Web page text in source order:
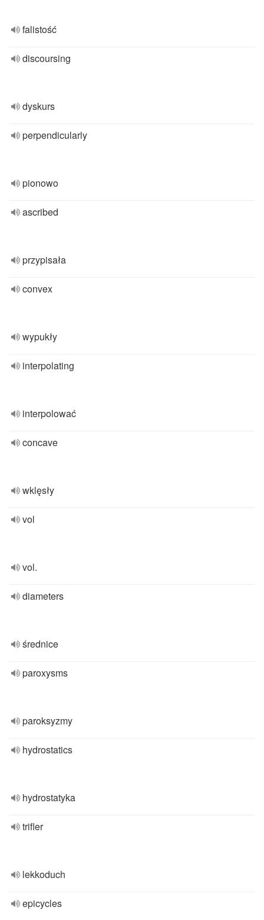
falistość
discoursing
dyskurs
perpendicularly
pionowo
ascribed
przypisała
convex
wypukły
interpolating
interpolować
concave
wklęsły
vol
vol.
diameters
średnice
paroxysms
paroksyzmy
hydrostatics
hydrostatyka
trifler
lekkoduch
epicycles